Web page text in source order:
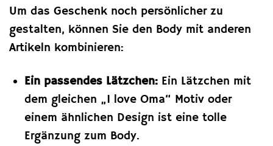
Um das Geschenk noch persönlicher zu
gestalten, können Sie den Body mit anderen
Artikeln kombinieren:
Ein passendes Lätzchen:Ein Lätzchen mit
dem gleichen „I love Oma“ Motiv oder
einem ähnlichen Design ist eine tolle
Ergänzung zum Body.